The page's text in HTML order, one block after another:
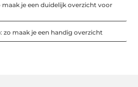
maak je een duidelijk overzicht voor
zo maak je een handig overzicht